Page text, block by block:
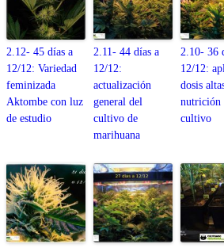
2.12- 45 días a
12/12: Variedad
feminizada
Aktombe con luz
de estudio
2.11- 44 días a
12/12:
actualización
general del
cultivo de
marihuana
2.10- 36
12/12:
dosis
nutrición
cultivo